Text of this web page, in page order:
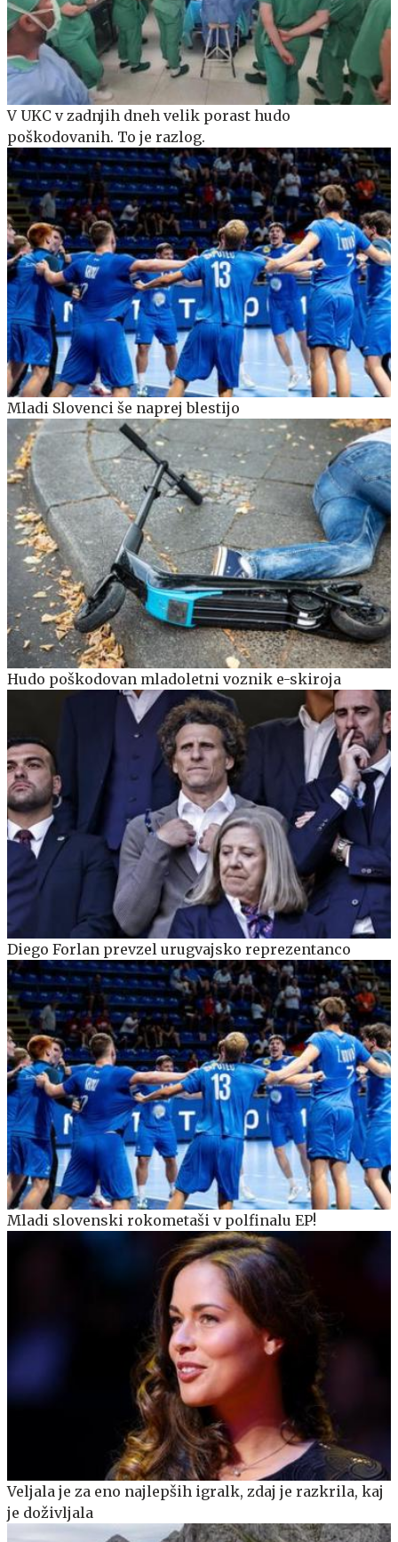
V UKC v zadnjih dneh velik porast hudo
poškodovanih. To je razlog.
Mladi Slovenci še naprej blestijo
Hudo poškodovan mladoletni voznik e-skiroja
Diego Forlan prevzel urugvajsko reprezentanco
Mladi slovenski rokometaši v polfinalu EP!
Veljala je za eno najlepših igralk, zdaj je razkrila, kaj
je doživljala